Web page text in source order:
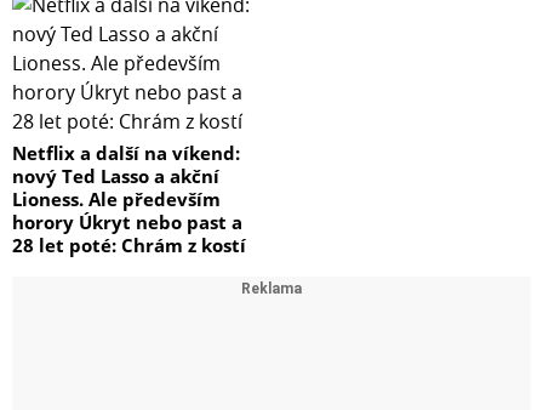
Netflix a další na víkend:
nový Ted Lasso a akční
Lioness. Ale především
horory Úkryt nebo past a
28 let poté: Chrám z kostí